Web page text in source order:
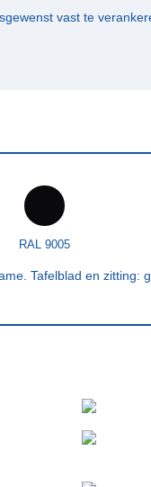
vast te
RAL 9005
Tafelblad en zitting: